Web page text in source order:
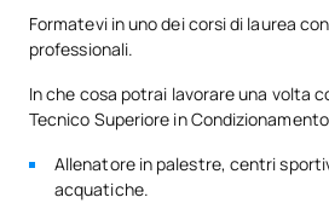
Formatevi in uno dei corsi di laurea
professionali.
In che cosa potrai lavorare una volta
Tecnico Superiore in
Allenatore in palestre, centri
acquatiche.